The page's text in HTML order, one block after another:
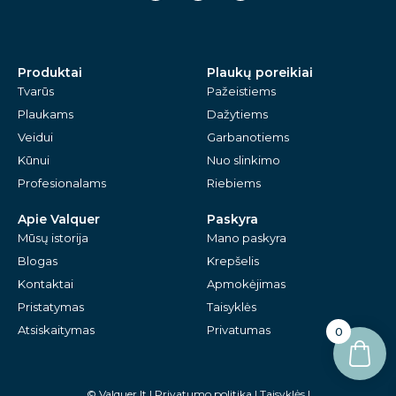
Produktai
Tvarūs
Plaukams
Veidui
Kūnui
Profesionalams
Plaukų poreikiai
Pažeistiems
Dažytiems
Garbanotiems
Nuo slinkimo
Riebiems
Apie Valquer
Mūsų istorija
Blogas
Kontaktai
Pristatymas
Atsiskaitymas
Paskyra
Mano paskyra
Krepšelis
Apmokėjimas
Taisyklės
Privatumas
0